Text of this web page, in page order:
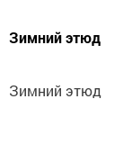
Зимний этюд
Зимний этюд